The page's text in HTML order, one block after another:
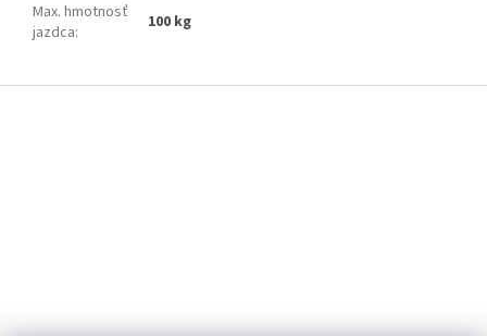
Max. hmotnosť
jazdca: 100 kg